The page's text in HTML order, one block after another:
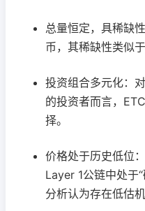
总量恒定，具稀缺
币，其稀缺性类似于
投资组合多元化：
的投资者而言，
择。
价格处于历史低位
Layer 1公链中处于
分析认为存在低估机